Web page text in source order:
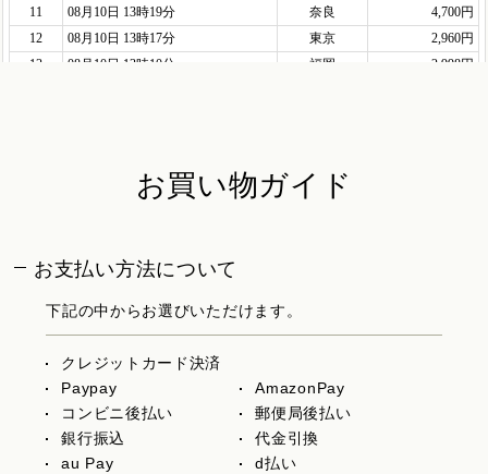
お買い物ガイド
お支払い方法について
下記の中からお選びいただけます。
クレジットカード決済
Paypay
AmazonPay
コンビニ後払い
郵便局後払い
銀行振込
代金引換
au Pay
d払い